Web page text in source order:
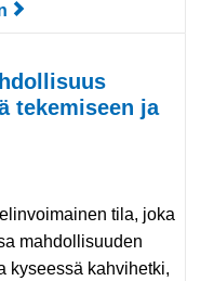
tekemiseen ja
tila, joka
mahdollisuuden
kyseessä kahvihetki,